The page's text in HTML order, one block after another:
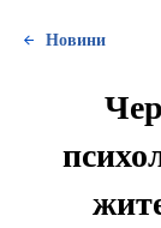
Новини